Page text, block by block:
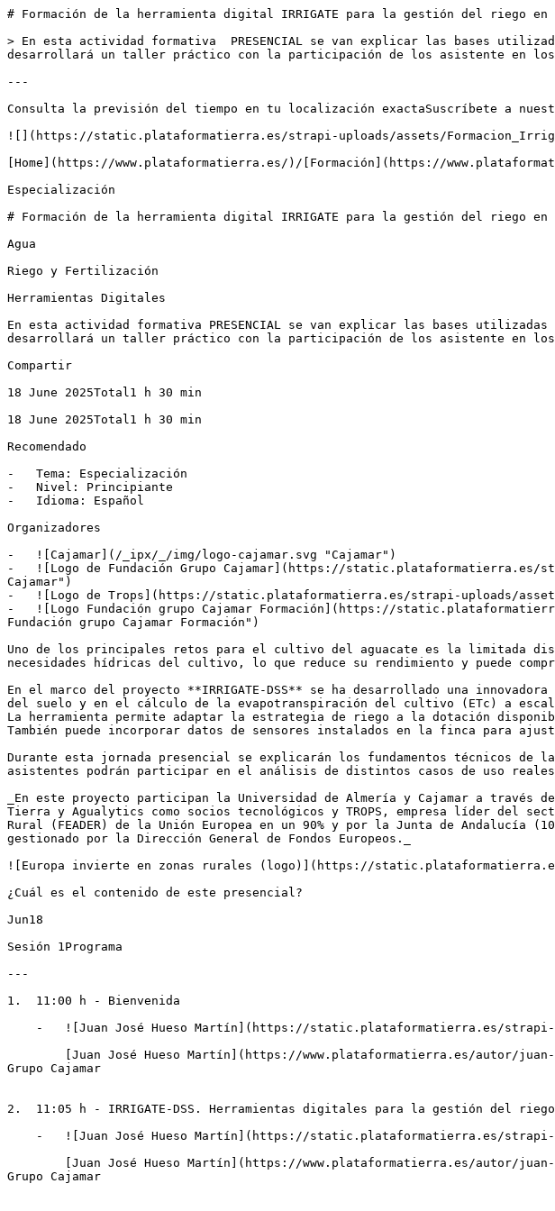
# Formación de la herramienta digital IRRIGATE para la gestión del riego en
> En esta actividad formativa  PRESENCIAL se van explicar las bases
desarrollará un taller práctico con la participación de los asistente en los
---
Consulta la previsión del tiempo en tu localización exactaSuscríbete a
![](https://static.plataformatierra.es/strapi-uploads/assets/
[Home](https://www.plataformatierra.es/)/[Formación](https://
Especialización
# Formación de la herramienta digital IRRIGATE para la gestión del riego en
Agua
Riego y Fertilización
Herramientas Digitales
En esta actividad formativa PRESENCIAL se van explicar las bases
desarrollará un taller práctico con la participación de los asistente en los
Compartir
18 June 2025Total1 h 30 min
18 June 2025Total1 h 30 min
Recomendado
-   Tema: Especialización
-   Nivel: Principiante
-   Idioma: Español
Organizadores
-   ![Cajamar](/_ipx/_/img/logo-cajamar.svg "Cajamar")
-   ![Logo de Fundación Grupo Cajamar](https://static.plataformatierra.es/
Cajamar")
-   ![Logo de Trops](https://static.plataformatierra.es/strapi-uploads/assets/
-   ![Logo Fundación grupo Cajamar Formación](https://
Fundación grupo Cajamar Formación")
Uno de los principales retos para el cultivo del aguacate es la limitada
necesidades hídricas del cultivo, lo que reduce su rendimiento y puede
En el marco del proyecto **IRRIGATE-DSS** se ha desarrollado una
del suelo y en el cálculo de la evapotranspiración del cultivo (ETc) a
La herramienta permite adaptar la estrategia de riego a la dotación
También puede incorporar datos de sensores instalados en la finca para
Durante esta jornada presencial se explicarán los fundamentos técnicos
asistentes podrán participar en el análisis de distintos casos de uso
_En este proyecto participan la Universidad de Almería y Cajamar a través
Tierra y Agualytics como socios tecnológicos y TROPS, empresa líder del
Rural (FEADER) de la Unión Europea en un 90% y por la Junta de
gestionado por la Dirección General de Fondos Europeos._
![Europa invierte en zonas rurales (logo)](https://static.plataformatierra.es/
¿Cuál es el contenido de este presencial?
Jun18
Sesión 1Programa
---
1.  11:00 h - Bienvenida
Grupo Cajamar
2.  11:05 h - IRRIGATE-DSS. Herramientas digitales para la gestión del
Grupo Cajamar